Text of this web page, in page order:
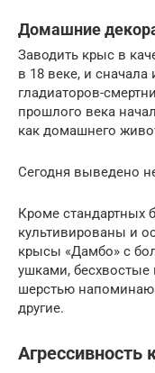
Домашние
Заводить крыс в
в 18 веке, и
гладиаторов-
прошлого века
как домашнего
Сегодня выведено
Кроме стандартных
культивированы и
крысы «Дамбо» с
ушками,
шерстью
другие.
Агрессивность